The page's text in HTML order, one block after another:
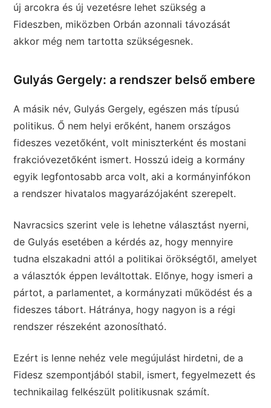
új arcokra és új vezetésre lehet szükség a
Fideszben, miközben Orbán azonnali távozását
akkor még nem tartotta szükségesnek.
Gulyás Gergely: a rendszer belső embere
A másik név, Gulyás Gergely, egészen más típusú
politikus. Ő nem helyi erőként, hanem országos
fideszes vezetőként, volt miniszterként és mostani
frakcióvezetőként ismert. Hosszú ideig a kormány
egyik legfontosabb arca volt, aki a kormányinfókon
a rendszer hivatalos magyarázójaként szerepelt.
Navracsics szerint vele is lehetne választást nyerni,
de Gulyás esetében a kérdés az, hogy mennyire
tudna elszakadni attól a politikai örökségtől, amelyet
a választók éppen leváltottak. Előnye, hogy ismeri a
pártot, a parlamentet, a kormányzati működést és a
fideszes tábort. Hátránya, hogy nagyon is a régi
rendszer részeként azonosítható.
Ezért is lenne nehéz vele megújulást hirdetni, de a
Fidesz szempontjából stabil, ismert, fegyelmezett és
technikailag felkészült politikusnak számít.